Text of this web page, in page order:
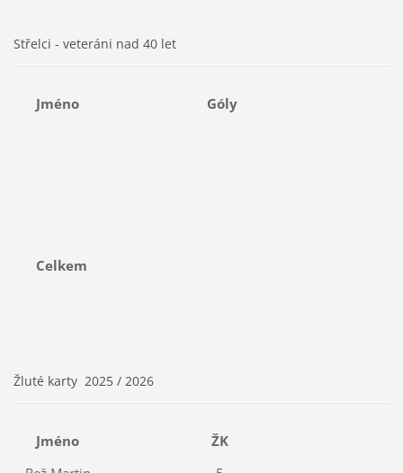
Střelci - veteráni nad 40 let
Jméno Góly
Celkem
Žluté karty 2025 / 2026
Jméno
ŽK